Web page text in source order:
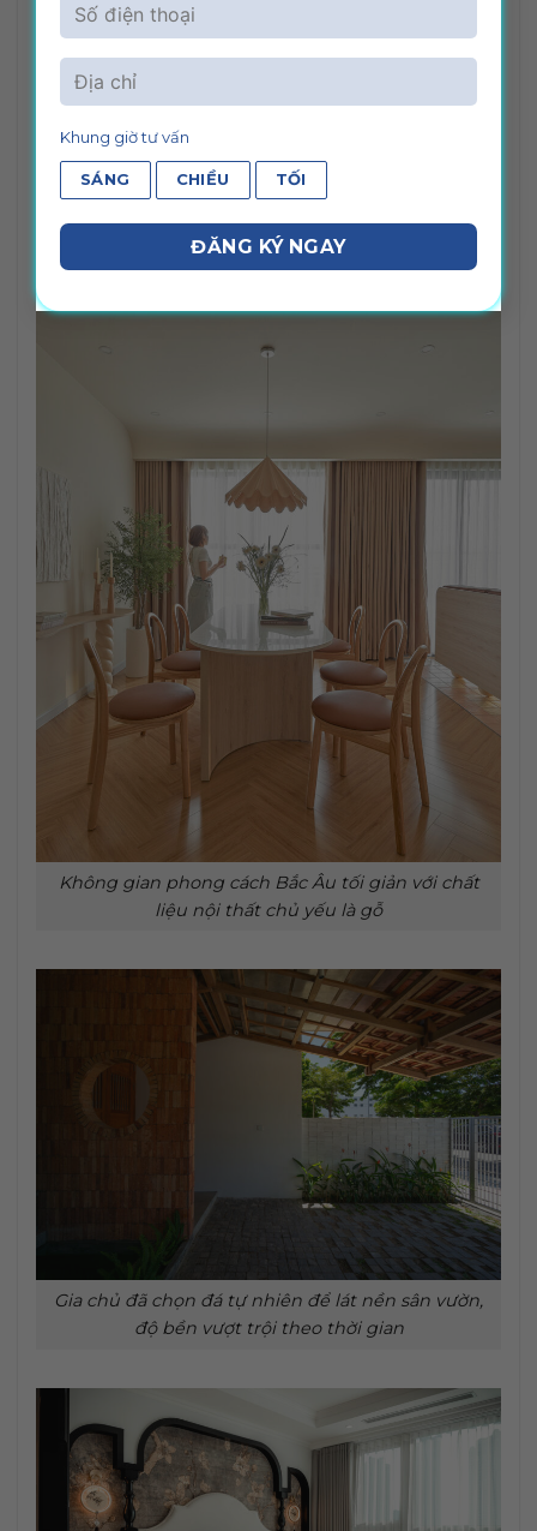
Khung giờ tư vấn
SÁNG CHIỀU TỐI
Tùy vào phong cách kiến trúc mà gia chủ chọn vật
liệu ốp lát nội – ngoại thất phù hợp
Không gian phong cách Bắc Âu tối giản với chất
liệu nội thất chủ yếu là gỗ
Gia chủ đã chọn đá tự nhiên để lát nền sân vườn,
độ bền vượt trội theo thời gian